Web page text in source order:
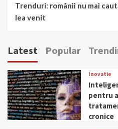
Trenduri: românii nu mai
lea venit
Latest Popular
Inovatie
pentru
cronice